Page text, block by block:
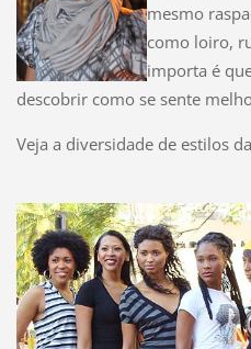
mesmo
como loiro,
importa é
descobrir como se sente
Veja a diversidade de estilos